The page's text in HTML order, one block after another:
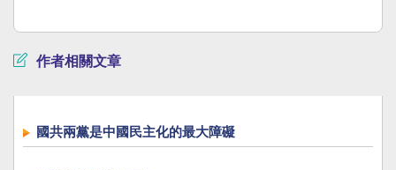
作者相關文章
國共兩黨是中國民主化的最大障礙